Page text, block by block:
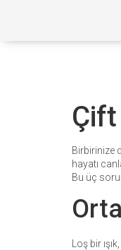
Çift
Birbirinize
hayatı
Bu üç
Loş bir